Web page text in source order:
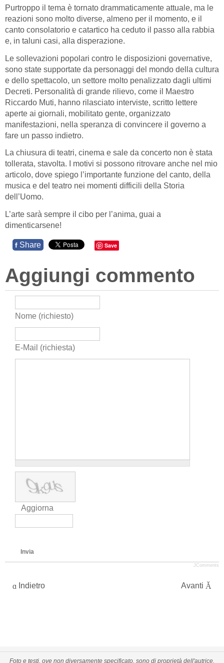
Purtroppo il tema è tornato drammaticamente attuale, ma le
reazioni sono molto diverse, almeno per il momento, e il
canto consolatorio e catartico ha ceduto il passo alla rabbia
e, in taluni casi, alla disperazione.
Le sollevazioni popolari contro le disposizioni governative,
sono state supportate da personaggi del mondo della cultura
e dello spettacolo, un settore molto penalizzato dagli ultimi
Decreti. Personalità di grande rilievo, come il Maestro
Riccardo Muti, hanno rilasciato interviste, scritto lettere
aperte ai giornali, mobilitato gente, organizzato
manifestazioni, nella speranza di convincere il governo a
fare un passo indietro.
La chiusura di teatri, cinema e sale da concerto non è stata
tollerata, stavolta. I motivi si possono ritrovare anche nel mio
articolo, dove spiego l’importante funzione del canto, della
musica e del teatro nei momenti difficili della Storia
dell’Uomo.
L’arte sarà sempre il cibo per l’anima, guai a
dimenticarsene!
f Share Save
Aggiungi commento
Nome (richiesto)
E-Mail (richiesta)
Aggiorna
Invia
JComments
Indietro Avanti
Foto e testi, ove non diversamente specificato, sono di proprietà dell'autrice.